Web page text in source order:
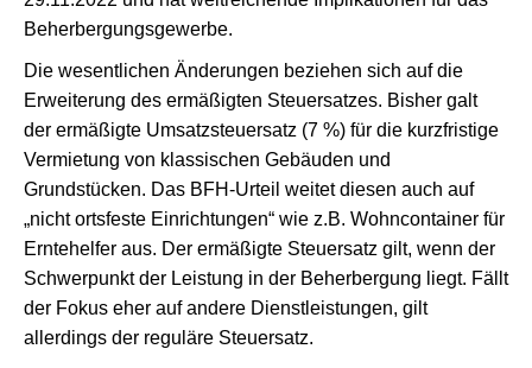
Beherbergungsgewerbe.
Die wesentlichen Änderungen beziehen sich auf die
Erweiterung des ermäßigten Steuersatzes. Bisher galt
der ermäßigte Umsatzsteuersatz (7 %) für die kurzfristige
Vermietung von klassischen Gebäuden und
Grundstücken. Das BFH-Urteil weitet diesen auch auf
„nicht ortsfeste Einrichtungen“ wie z.B. Wohncontainer für
Erntehelfer aus. Der ermäßigte Steuersatz gilt, wenn der
Schwerpunkt der Leistung in der Beherbergung liegt. Fällt
der Fokus eher auf andere Dienstleistungen, gilt
allerdings der reguläre Steuersatz.